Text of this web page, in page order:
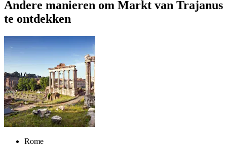
Andere manieren om Markt van Trajanus
te ontdekken
Rome